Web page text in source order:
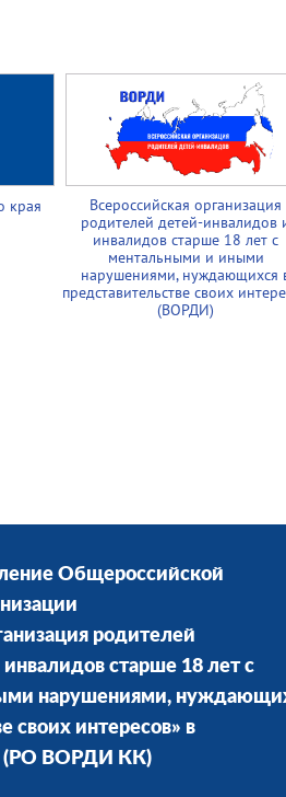
Всероссийская организация
родителей детей-инвалидов
инвалидов старше 18 лет с
ментальными и иными
нарушениями, нуждающихся
представительстве своих
(ВОРДИ)
края
Общероссийской
родителей
старше 18 лет с
нарушениями,
своих интересов» в
(РО ВОРДИ КК)